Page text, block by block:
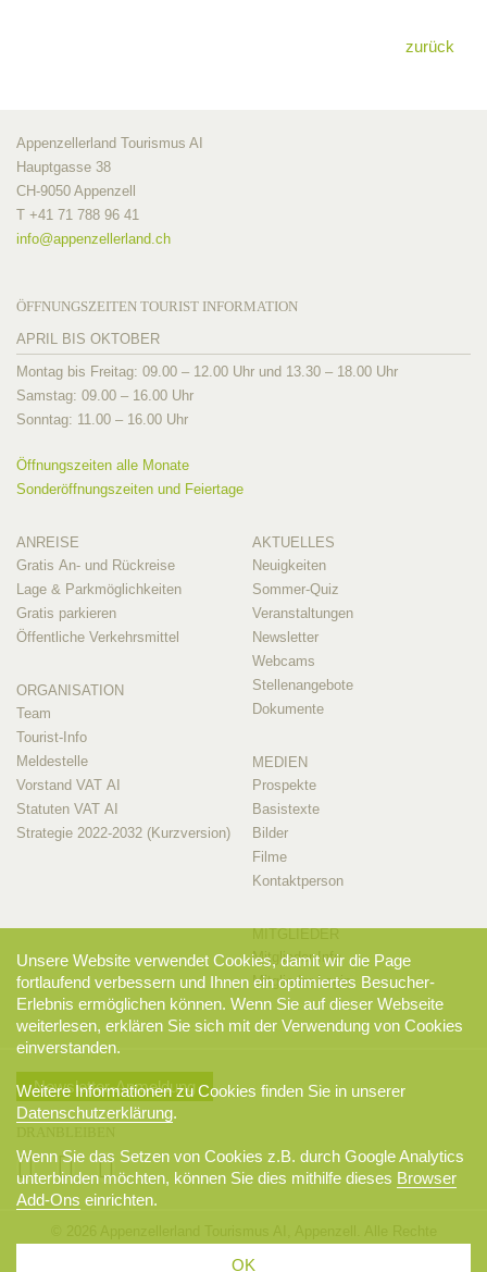
zurück
Appenzellerland Tourismus AI
Hauptgasse 38
CH-9050 Appenzell
T +41 71 788 96 41
info@appenzellerland.ch
ÖFFNUNGSZEITEN TOURIST INFORMATION
APRIL BIS OKTOBER
Montag bis Freitag: 09.00 – 12.00 Uhr und 13.30 – 18.00 Uhr
Samstag: 09.00 – 16.00 Uhr
Sonntag: 11.00 – 16.00 Uhr
Öffnungszeiten alle Monate
Sonderöffnungszeiten und Feiertage
ANREISE
Gratis An- und Rückreise
Lage & Parkmöglichkeiten
Gratis parkieren
Öffentliche Verkehrsmittel
ORGANISATION
Team
Tourist-Info
Meldestelle
Vorstand VAT AI
Statuten VAT AI
Strategie 2022-2032 (Kurzversion)
AKTUELLES
Neuigkeiten
Sommer-Quiz
Veranstaltungen
Newsletter
Webcams
Stellenangebote
Dokumente
MEDIEN
Prospekte
Basistexte
Bilder
Filme
Kontaktperson
Mitglieder-Info
Mitglieder-Login
Newsletter-Anmeldung
Unsere Website verwendet Cookies, damit wir die Page
fortlaufend verbessern und Ihnen ein optimiertes Besucher-
Erlebnis ermöglichen können. Wenn Sie auf dieser Webseite
weiterlesen, erklären Sie sich mit der Verwendung von Cookies
einverstanden.
Weitere Informationen zu Cookies finden Sie in unserer
Datenschutzerklärung.
Wenn Sie das Setzen von Cookies z.B. durch Google Analytics
unterbinden möchten, können Sie dies mithilfe dieses Browser
Add-Ons einrichten.
OK